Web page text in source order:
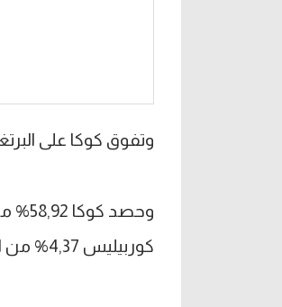
وتفوق كوكا على
كوربيليس 4,37% من الأصوات.